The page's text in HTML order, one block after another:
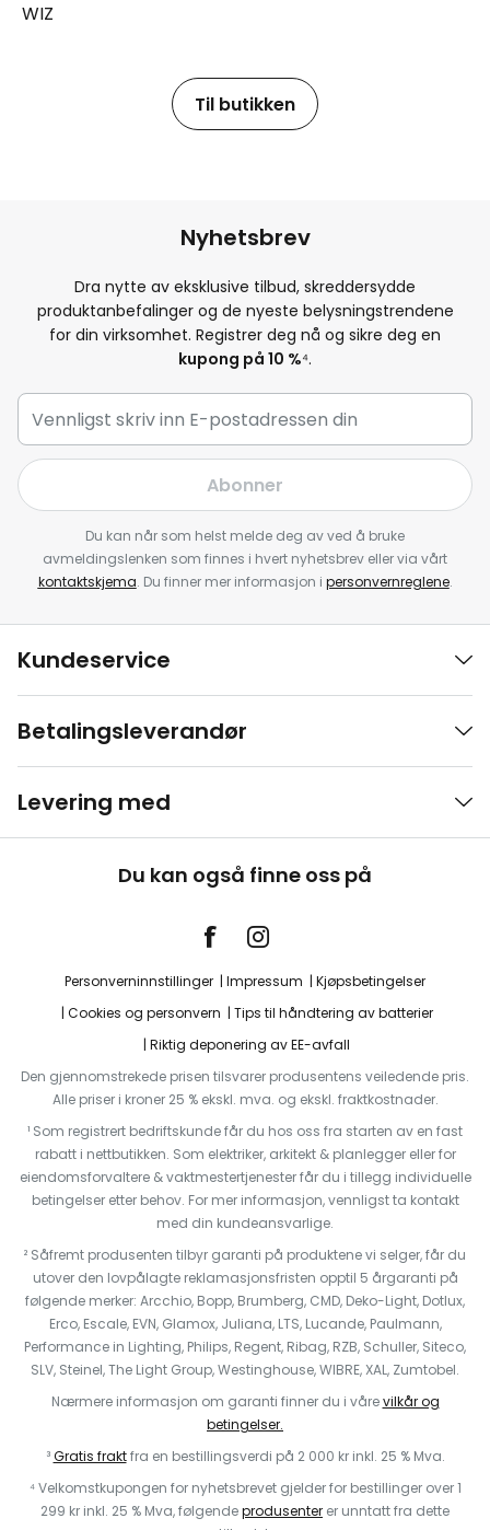
WIZ
Til butikken
Nyhetsbrev
Dra nytte av eksklusive tilbud, skreddersydde
produktanbefalinger og de nyeste belysningstrendene
for din virksomhet. Registrer deg nå og sikre deg en
kupong på 10 %⁴.
Abonner
Du kan når som helst melde deg av ved å bruke
avmeldingslenken som finnes i hvert nyhetsbrev eller via vårt
kontaktskjema. Du finner mer informasjon i personvernreglene.
Kundeservice
Betalingsleverandør
Levering med
Du kan også finne oss på
Personverninnstillinger Impressum
Kjøpsbetingelser
Cookies og personvern
Tips til håndtering av batterier
Riktig deponering av EE-avfall
Den gjennomstrekede prisen tilsvarer produsentens veiledende pris.
Alle priser i kroner 25 % ekskl. mva. og ekskl. fraktkostnader.
¹ Som registrert bedriftskunde får du hos oss fra starten av en fast
rabatt i nettbutikken. Som elektriker, arkitekt & planlegger eller for
eiendomsforvaltere & vaktmestertjenester får du i tillegg individuelle
betingelser etter behov. For mer informasjon, vennligst ta kontakt
med din kundeansvarlige.
² Såfremt produsenten tilbyr garanti på produktene vi selger, får du
utover den lovpålagte reklamasjonsfristen opptil 5 årgaranti på
følgende merker: Arcchio, Bopp, Brumberg, CMD, Deko-Light, Dotlux,
Erco, Escale, EVN, Glamox, Juliana, LTS, Lucande, Paulmann,
Performance in Lighting, Philips, Regent, Ribag, RZB, Schuller, Siteco,
SLV, Steinel, The Light Group, Westinghouse, WIBRE, XAL, Zumtobel.
Nærmere informasjon om garanti finner du i vårevilkår og
betingelser.
³Gratis fraktfra en bestillingsverdi på 2 000 kr inkl. 25 % Mva.
⁴ Velkomstkupongen for nyhetsbrevet gjelder for bestillinger over 1
299 kr inkl. 25 % Mva, følgendeprodusenter er unntatt fra dette